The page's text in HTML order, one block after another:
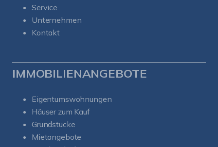
Service
Unternehmen
Kontakt
IMMOBILIENANGEBOTE
Eigentumswohnungen
Häuser zum Kauf
Grundstücke
Mietangebote